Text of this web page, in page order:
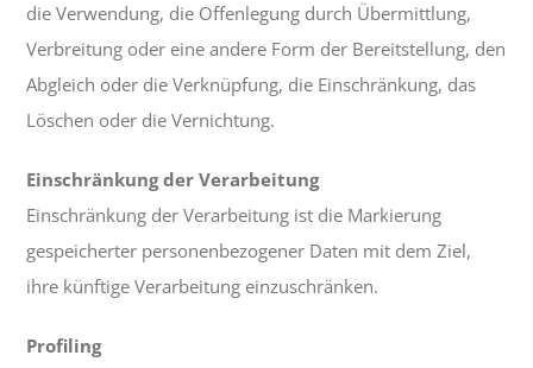
die Verwendung, die Offenlegung durch Übermittlung,
Verbreitung oder eine andere Form der Bereitstellung, den
Abgleich oder die Verknüpfung, die Einschränkung, das
Löschen oder die Vernichtung.
Einschränkung der Verarbeitung
Einschränkung der Verarbeitung ist die Markierung
gespeicherter personenbezogener Daten mit dem Ziel,
ihre künftige Verarbeitung einzuschränken.
Profiling